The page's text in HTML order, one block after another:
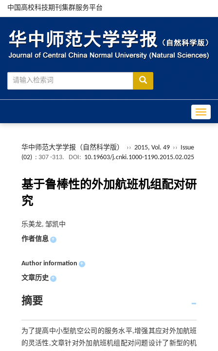
中国高校科技期刊集群服务平台
华中师范大学学报（自然科学版） ›› 2015, Vol. 49 ››
Issue
(02) : 307 -313. DOI: 10.19603/j.cnki.1000-1190.2015.02.025
基于鲁棒性的外加航班机组配对研
究
乐美龙, 邹凯中
作者信息 +
Author information +
文章历史 +
摘要
为了提高中小型航空公司的服务水平,增强其应对外加航班
的灵活性,文章针对外加航班机组配对问题设计了新型的机